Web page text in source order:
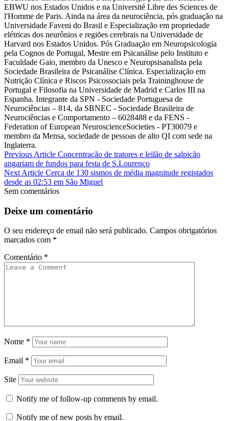
EBWU nos Estados Unidos e na Université Libre des Sciences de
l'Homme de Paris. Ainda na área da neurociência, pós graduação na
Universidade Faveni do Brasil e Especialização em propriedade
elétricas dos neurônios e regiões cerebrais na Universidade de
Harvard nos Estados Unidos. Pós Graduação em Neuropsicologia
pela Cognos de Portugal, Mestre em Psicanálise pelo Instituto e
Faculdade Gaio, membro da Unesco e Neuropsisanalista pela
Sociedade Brasileira de Psicanálise Clínica. Especialização em
Nutrição Clínica e Riscos Psicossociais pela Traininghouse de
Portugal e Filosofia na Universidade de Madrid e Carlos III na
Espanha. Integrante da SPN - Sociedade Portuguesa de
Neurociências – 814, da SBNEC - Sociedade Brasileira de
Neurociências e Comportamento – 6028488 e da FENS -
Federation of European NeuroscienceSocieties - PT30079 e
membro da Mensa, sociedade de pessoas de alto QI com sede na
Inglaterra.
Previous Article Concentração de tratores e leilão de salpicão
angariam de fundos para festa de S.Lourenço
Next Article Cerca de 130 sismos de média magnitude registados
desde as 02:53 em São Miguel
Sem comentários
Deixe um comentário
O seu endereço de email não será publicado. Campos obrigatórios
marcados com *
Comentário *
Nome *
Email *
Site
Notify me of follow-up comments by email.
Notify me of new posts by email.